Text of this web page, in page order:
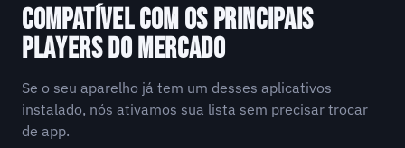
COMPATÍVEL COM OS PRINCIPAIS
PLAYERS DO MERCADO
Se o seu aparelho já tem um desses aplicativos
instalado, nós ativamos sua lista sem precisar trocar
de app.